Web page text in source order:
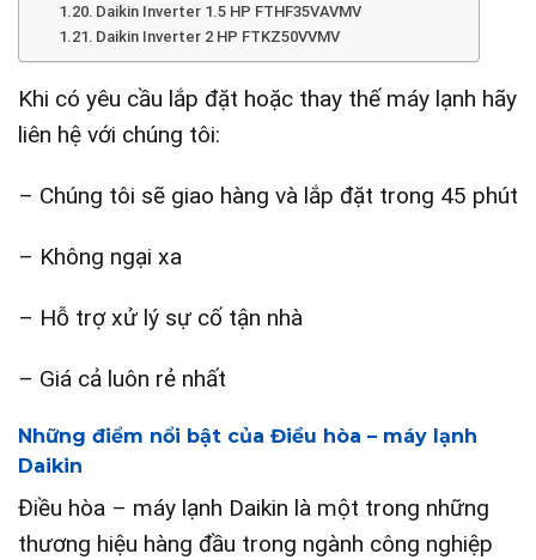
Daikin Inverter 1.5 HP FTHF35VAVMV
Daikin Inverter 2 HP FTKZ50VVMV
Khi có yêu cầu lắp đặt hoặc thay thế máy lạnh hãy
liên hệ với chúng tôi:
– Chúng tôi sẽ giao hàng và lắp đặt trong 45 phút
– Không ngại xa
– Hỗ trợ xử lý sự cố tận nhà
– Giá cả luôn rẻ nhất
Những điểm nổi bật của Điều hòa – máy lạnh
Daikin
Điều hòa – máy lạnh Daikin là một trong những
thương hiệu hàng đầu trong ngành công nghiệp